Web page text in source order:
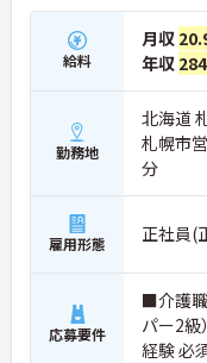
給料
月収
年収
勤務地
北海道
札幌市
分
雇用形態 正社員(
応募要件
■介護
パー2
経験 必